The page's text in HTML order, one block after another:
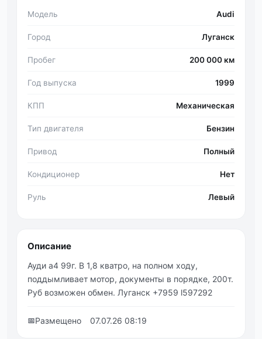
Модель Audi
Город Луганск
Пробег 200 000 км
Год выпуска 1999
КПП Механическая
Тип двигателя Бензин
Привод Полный
Кондиционер Нет
Руль Левый
Описание
Ауди а4 99г. В 1,8 кватро, на полном ходу,
поддымливает мотор, документы в порядке, 200т.
Руб возможен обмен. Луганск +7959 l597292
📅Размещено 07.07.26 08:19